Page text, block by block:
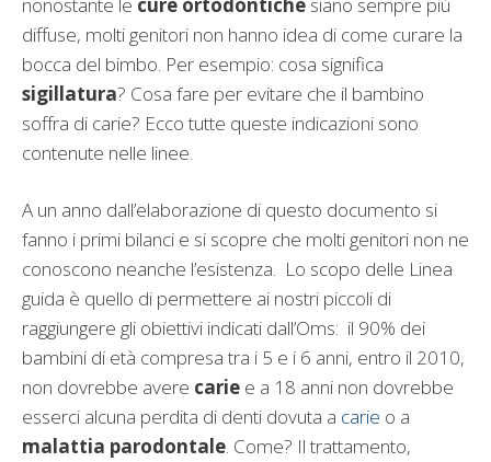
diffuse, molti genitori non hanno idea di come curare la
bocca del bimbo. Per esempio: cosa significa
sigillatura? Cosa fare per evitare che il bambino
soffra di carie? Ecco tutte queste indicazioni sono
contenute nelle linee.
A un anno dall’elaborazione di questo documento si
fanno i primi bilanci e si scopre che molti genitori non ne
conoscono neanche l’esistenza. Lo scopo delle Linea
guida è quello di permettere ai nostri piccoli di
raggiungere gli obiettivi indicati dall’Oms: il 90% dei
bambini di età compresa tra i 5 e i 6 anni, entro il 2010,
non dovrebbe avere carie e a 18 anni non dovrebbe
esserci alcuna perdita di denti dovuta a carie o a
malattia parodontale. Come? Il trattamento,